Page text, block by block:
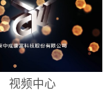
视频中心